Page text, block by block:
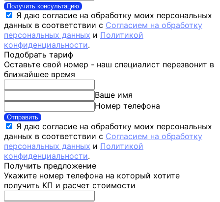
Получить консультацию
Я даю согласие на обработку моих персональных
данных в соответствии с Согласием на обработку
персональных данных и Политикой
конфиденциальности.
Подобрать тариф
Оставьте свой номер - наш специалист перезвонит в
ближайшее время
Ваше имя
Номер телефона
Отправить
Я даю согласие на обработку моих персональных
данных в соответствии с Согласием на обработку
персональных данных и Политикой
конфиденциальности.
Получить предложение
Укажите номер телефона на который хотите
получить КП и расчет стоимости